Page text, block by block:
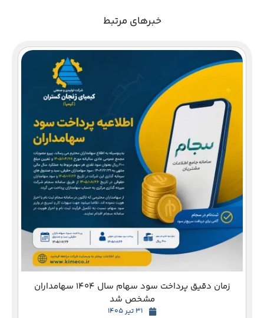
خبرهای مرتبط
زمان دقیق پرداخت سود سهام سال 1404 سهامداران
مشخص شد
31 تیر 1405